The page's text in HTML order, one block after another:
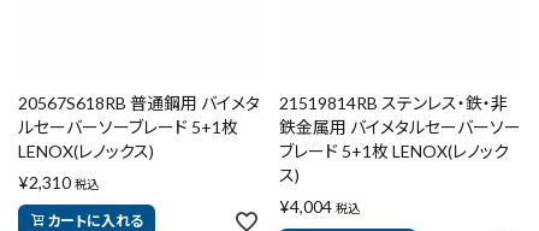
20567S618RB 普通鋼用 バイメタ
ルセーバーソーブレード 5+1枚
LENOX(レノックス)
¥2,310 税込
カートに入れる
21519814RB ステンレス・鉄・非
鉄金属用 バイメタルセーバーソー
ブレード 5+1枚 LENOX(レノック
ス)
¥4,004 税込